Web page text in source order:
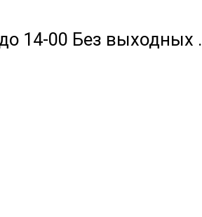
14-00 Без выходных .